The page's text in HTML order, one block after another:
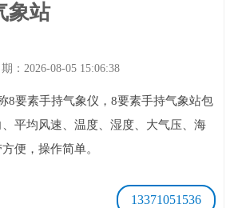
象站
：2026-08-0515:06:38
8要素手持气象仪，8要素手持气象站包
平均风速、温度、湿度、大气压、海
便，操作简单。
13371051536